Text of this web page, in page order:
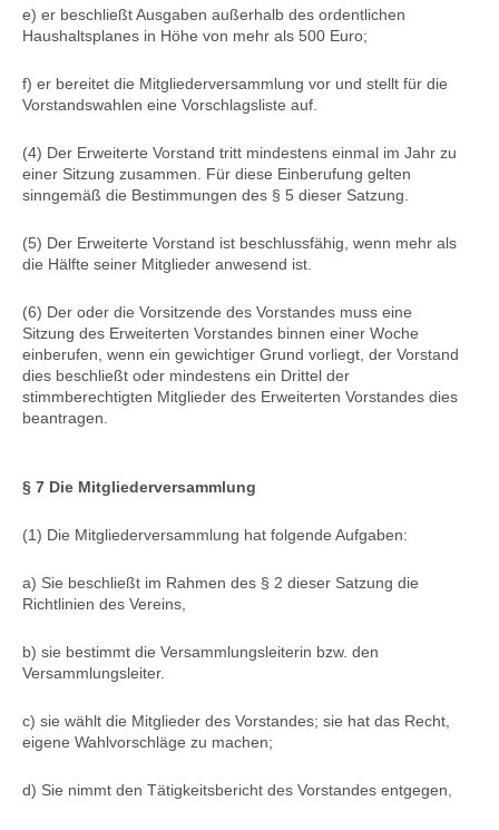
e) er beschließt Ausgaben außerhalb des ordentlichen
Haushaltsplanes in Höhe von mehr als 500 Euro;
f) er bereitet die Mitgliederversammlung vor und stellt für die
Vorstandswahlen eine Vorschlagsliste auf.
(4) Der Erweiterte Vorstand tritt mindestens einmal im Jahr zu
einer Sitzung zusammen. Für diese Einberufung gelten
sinngemäß die Bestimmungen des § 5 dieser Satzung.
(5) Der Erweiterte Vorstand ist beschlussfähig, wenn mehr als
die Hälfte seiner Mitglieder anwesend ist.
(6) Der oder die Vorsitzende des Vorstandes muss eine
Sitzung des Erweiterten Vorstandes binnen einer Woche
einberufen, wenn ein gewichtiger Grund vorliegt, der Vorstand
dies beschließt oder mindestens ein Drittel der
stimmberechtigten Mitglieder des Erweiterten Vorstandes dies
beantragen.
§ 7 Die Mitgliederversammlung
(1) Die Mitgliederversammlung hat folgende Aufgaben:
a) Sie beschließt im Rahmen des § 2 dieser Satzung die
Richtlinien des Vereins,
b) sie bestimmt die Versammlungsleiterin bzw. den
Versammlungsleiter.
c) sie wählt die Mitglieder des Vorstandes; sie hat das Recht,
eigene Wahlvorschläge zu machen;
d) Sie nimmt den Tätigkeitsbericht des Vorstandes entgegen,